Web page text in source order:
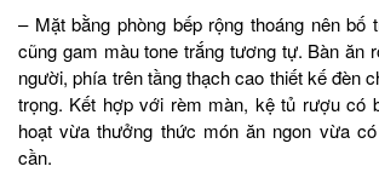
– Mặt bằng phòng bếp rộng thoáng nên bố
cũng gam màu tone trắng tương tự. Bàn ăn
người, phía trên tầng thạch cao thiết kế đèn
trọng. Kết hợp với rèm màn, kệ tủ rượu có
hoạt vừa thưởng thức món ăn ngon vừa
cần.